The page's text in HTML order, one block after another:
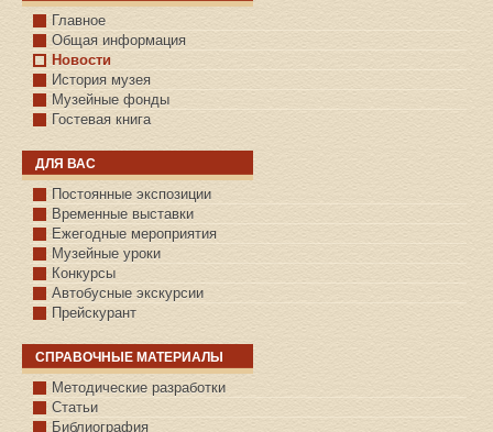
Главное
Общая информация
Новости
История музея
Музейные фонды
Гостевая книга
ДЛЯ ВАС
Постоянные экспозиции
Временные выставки
Ежегодные мероприятия
Музейные уроки
Конкурсы
Автобусные экскурсии
Прейскурант
СПРАВОЧНЫЕ МАТЕРИАЛЫ
Методические разработки
Статьи
Библиография